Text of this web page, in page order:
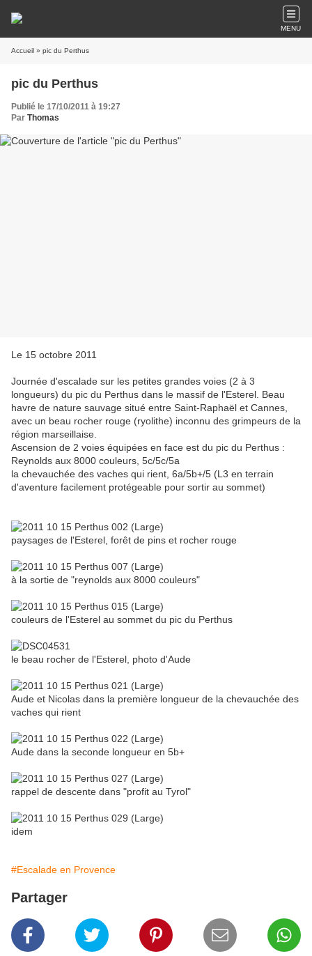
MENU
Accueil » pic du Perthus
pic du Perthus
Publié le 17/10/2011 à 19:27
Par Thomas
Le 15 octobre 2011
Journée d'escalade sur les petites grandes voies (2 à 3
longueurs) du pic du Perthus dans le massif de l'Esterel. Beau
havre de nature sauvage situé entre Saint-Raphaël et Cannes,
avec un beau rocher rouge (ryolithe) inconnu des grimpeurs de la
région marseillaise.
Ascension de 2 voies équipées en face est du pic du Perthus :
Reynolds aux 8000 couleurs, 5c/5c/5a
la chevauchée des vaches qui rient, 6a/5b+/5 (L3 en terrain
d'aventure facilement protégeable pour sortir au sommet)
paysages de l'Esterel, forêt de pins et rocher rouge
à la sortie de "reynolds aux 8000 couleurs"
couleurs de l'Esterel au sommet du pic du Perthus
le beau rocher de l'Esterel, photo d'Aude
Aude et Nicolas dans la première longueur de la chevauchée des
vaches qui rient
Aude dans la seconde longueur en 5b+
rappel de descente dans "profit au Tyrol"
idem
#Escalade en Provence
Partager